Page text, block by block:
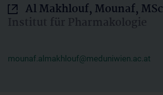
Al Makhlouf, Mounaf, MSc
Institut für Pharmakologie
mounaf.almakhlouf@meduniwien.ac.at